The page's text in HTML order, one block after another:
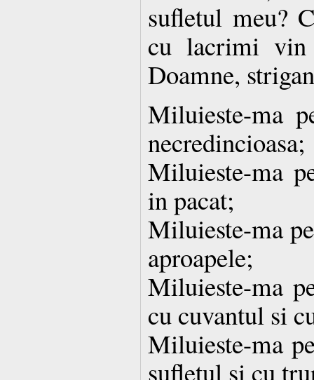
sufletul meu?
cu lacrimi vin
Doamne,
Miluieste-ma
necredincioasa;
Miluieste-ma
in pacat;
Miluieste-ma
aproapele;
Miluieste-ma
cu cuvantul si
Miluieste-ma
sufletul si cu